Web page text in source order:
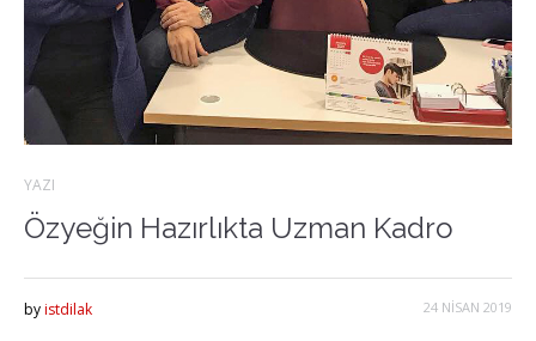
YAZI
Özyeğin Hazırlıkta Uzman Kadro
24 NISAN 2019
byistdilak